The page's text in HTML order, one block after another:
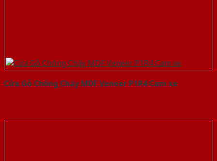
Cửa Gỗ Chống Cháy MDF Veneer P1R4 Cam xe